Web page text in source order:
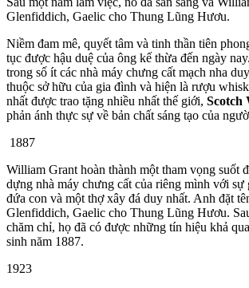
Glenfiddich, Gaelic cho Thung Lũng Hươu.
Niềm đam mê, quyết tâm và tinh thần tiên
tục được hậu duệ của ông kế thừa đến ngày
trong số ít các nhà máy chưng cất mạch nha
thuộc sở hữu của gia đình và hiện là rượu
nhất được trao tặng nhiều nhất thế giới, Scotch
phản ánh thực sự về bản chất sáng tạo của
1887
William Grant hoàn thành một tham vọng suốt
dựng nhà máy chưng cất của riêng mình với sự
đứa con và một thợ xây đá duy nhất. Anh đặt
Glenfiddich, Gaelic cho Thung Lũng Hươu.
chăm chỉ, họ đã có được những tín hiệu khả
sinh năm 1887.
1923